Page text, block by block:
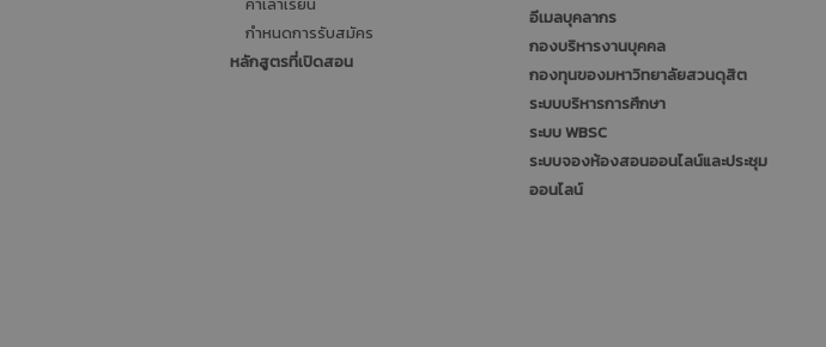
กำหนดการรับสมัคร
หลักสูตรที่เปิดสอน
อีเมลบุคลากร
กองบริหารงานบุคคล
กองทุนของมหาวิทยาลัยสวนดุสิต
ระบบบริหารการศึกษา
ระบบ WBSC
ระบบจองห้องสอนออนไลน์และประชุม
ออนไลน์